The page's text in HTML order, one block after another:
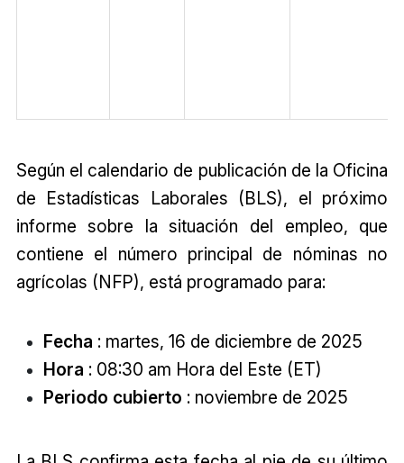
Según el calendario de publicación de la Oficina
de Estadísticas Laborales (BLS), el próximo
informe sobre la situación del empleo, que
contiene el número principal de nóminas no
agrícolas (NFP), está programado para:
Fecha : martes, 16 de diciembre de 2025
Hora : 08:30 am Hora del Este (ET)
Periodo cubierto : noviembre de 2025